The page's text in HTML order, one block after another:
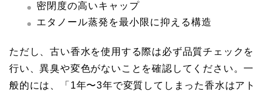
密閉度の高いキャップ
エタノール蒸発を最小限に抑える構造
ただし、古い香水を使用する際は必ず品質チェックを
行い、異臭や変色がないことを確認してください。一
般的には、「1年〜3年で変質してしまった香水はアト